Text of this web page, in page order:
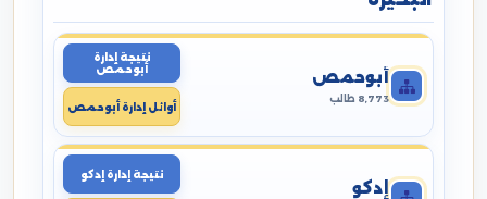
أبوحمص
8,773 طالب
نتيجة إدارة
أبوحمص
أوائل إدارة أبوحمص
إدكو
نتيجة إدارة إدكو